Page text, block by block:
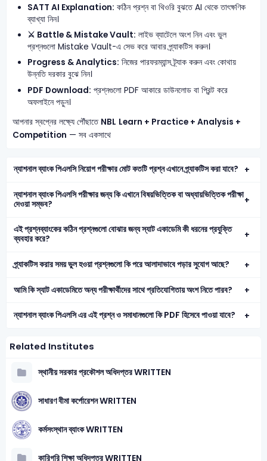
SATT AI Explanation: কঠিন প্রশ্ন বা থিওরি বুঝতে AI থেকে তাৎক্ষণিক
ব্যাখ্যা নিন।
⚔️ Battle & Mistake Vault: লাইভ ব্যাটেলে অংশ নিন এবং ভুল
প্রশ্নগুলো Mistake Vault-এ সেভ করে আবার প্র্যাকটিস করুন।
Progress & Analytics: নিজের পারফরম্যান্স ট্র্যাক করুন এবং কোথায়
উন্নতি দরকার বুঝে নিন।
PDF Download: প্রশ্নগুলো PDF আকারে ডাউনলোড বা প্রিন্ট করে
অফলাইনে পড়ুন।
আপনার স্বপ্নের লক্ষ্যে পৌঁছাতে NBL Learn + Practice + Analysis +
Competition — সব একসাথে
ন্যাশনাল ব্যাংক পিএলসি নিয়োগ পরীক্ষার মোট কতটি প্রশ্ন এখানে প্র্যাকটিস করা যাবে?
ন্যাশনাল ব্যাংক পিএলসি পরীক্ষার জন্য কি এখানে বিষয়ভিত্তিক বা অধ্যায়ভিত্তিক পরীক্ষা
দেওয়া সম্ভব?
এই প্রশ্নব্যাংকের কঠিন প্রশ্নগুলো বোঝার জন্য স্যাট একাডেমি কী ধরনের প্রযুক্তি
ব্যবহার করে?
প্র্যাকটিস করার সময় ভুল হওয়া প্রশ্নগুলো কি পরে আলাদাভাবে পড়ার সুযোগ আছে?
আমি কি স্যাট একাডেমিতে অন্য পরীক্ষার্থীদের সাথে প্রতিযোগিতায় অংশ নিতে পারব?
ন্যাশনাল ব্যাংক পিএলসি এর এই প্রশ্ন ও সমাধানগুলো কি PDF হিসেবে পাওয়া যাবে?
Related Institutes
স্থানীয় সরকার প্রকৌশল অধিদপ্তর WRITTEN
সাধারণ বীমা কর্পোরেশন WRITTEN
কর্মসংস্থান ব্যাংক WRITTEN
কারিগরি শিক্ষা অধিদপ্তর WRITTEN